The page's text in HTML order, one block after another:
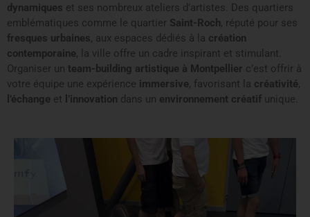
dynamiques et ses nombreux ateliers d’artistes. Des quartiers
emblématiques comme le quartier Saint-Roch, réputé pour ses
fresques urbaines, aux espaces dédiés à la création
contemporaine, la ville offre un cadre inspirant et stimulant.
Organiser un team-building artistique à Montpellier c’est offrir à
votre équipe une expérience immersive, favorisant la créativité,
l’échange et l’innovation dans un environnement créatif unique.